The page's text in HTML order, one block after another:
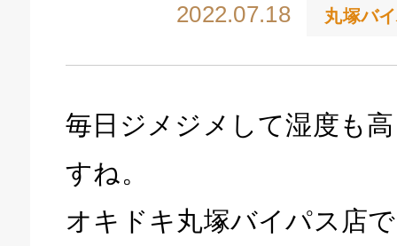
2022.07.18 丸塚バ
毎日ジメジメして湿度も
すね。
オキドキ丸塚バイパス店